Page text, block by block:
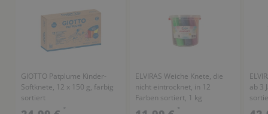
GIOTTO Patplume Kinder-
Softknete, 12 x 150 g, farbig
sortiert
*
ELVIRAS Weiche Knete, die
nicht eintrocknet, in 12
Farben sortiert, 1 kg
*
ab 3